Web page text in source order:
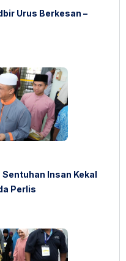
Urus Berkesan –
Insan Kekal
Perlis